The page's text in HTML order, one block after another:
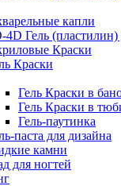
капли
4D Гель (пластилин)
Краски
Краски
Гель Краски в
Гель Краски в
Гель-паутинка
паста для дизайна
камни
для ногтей